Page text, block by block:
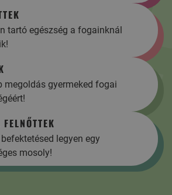
tartó egészség a fogainknál
megoldás gyermeked fogai
legyen egy
mosoly!